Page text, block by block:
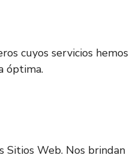
cuyos servicios hemos
óptima.
Sitios Web. Nos brindan